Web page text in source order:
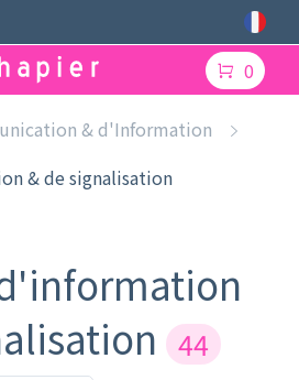
0
& d'Information
& de signalisation
44